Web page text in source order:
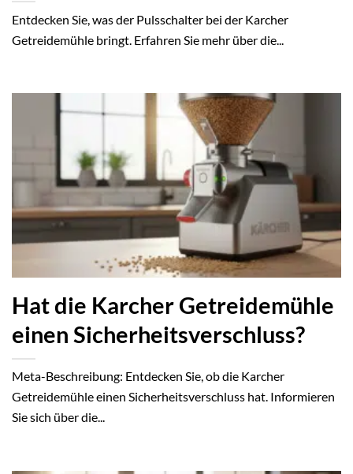
Entdecken Sie, was der Pulsschalter bei der Karcher
Getreidemühle bringt. Erfahren Sie mehr über die...
Hat die Karcher Getreidemühle
einen Sicherheitsverschluss?
Meta-Beschreibung: Entdecken Sie, ob die Karcher
Getreidemühle einen Sicherheitsverschluss hat. Informieren
Sie sich über die...